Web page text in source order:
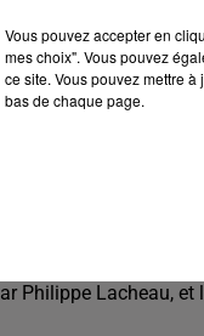
Video a
et comédien
Kominek, Muriel
Surprise cette
Philippe Lacheau,
Vous pouvez accepter en
mes choix". Vous pouvez
ce site. Vous pouvez mettre
bas de chaque page.